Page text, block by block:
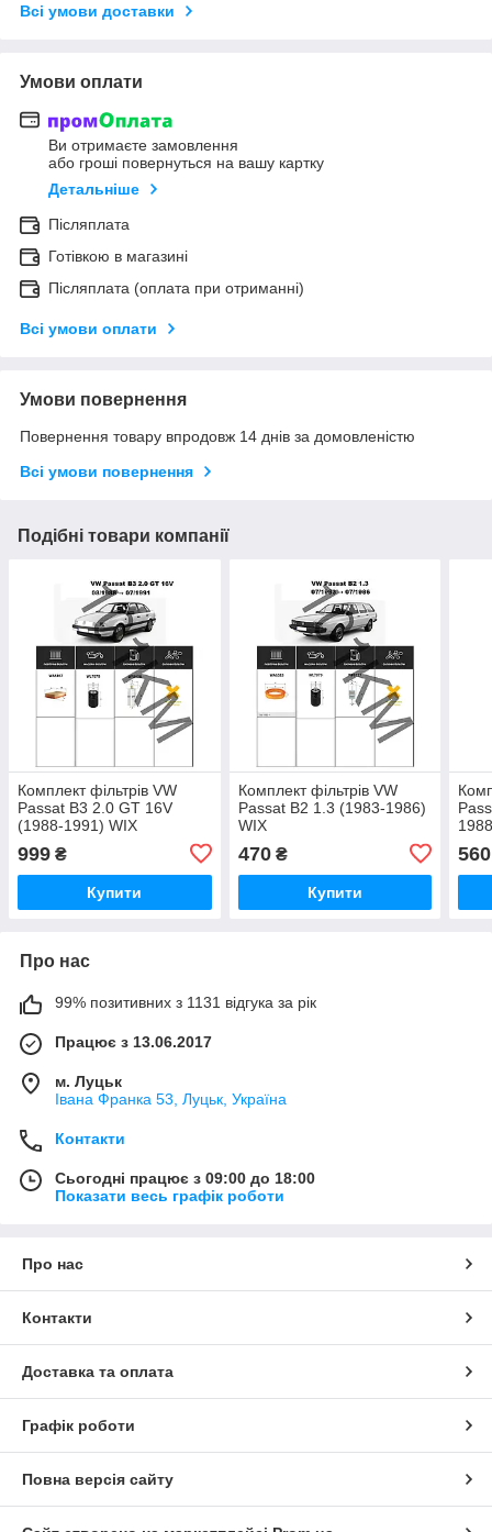
Всі умови доставки
Умови оплати
Ви отримаєте замовлення
або гроші повернуться на вашу картку
Детальніше
Післяплата
Готівкою в магазині
Післяплата (оплата при отриманні)
Всі умови оплати
Умови повернення
Повернення товару впродовж 14 днів за домовленістю
Всі умови повернення
Подібні товари компанії
Комплект фільтрів VW
Passat B3 2.0 GT 16V
(1988-1991) WIX
999 ₴
Купити
Комплект фільтрів VW
Passat B2 1.3 (1983-1986)
WIX
470₴
Купити
560
Про нас
99% позитивних з 1131 відгука за рік
Працює з 13.06.2017
м. Луцьк
Івана Франка 53, Луцьк, Україна
Контакти
Сьогодні працює з 09:00 до 18:00
Показати весь графік роботи
Про нас
Контакти
Доставка та оплата
Графік роботи
Повна версія сайту